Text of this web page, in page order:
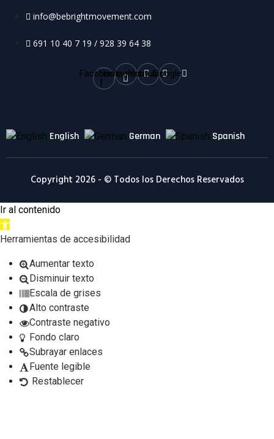
info@bebrightmovement.com
691 10 40 7 19 / 928 39 64 38
Facebook-
f
InstagramYoutubeGoogle
English German Spanish
Copyright 2026 - © Todos los Derechos Reservados
Ir al contenido
Abrir
barra
herramientas
Herramientas de accesibilidad
Aumentar texto
Disminuir texto
Escala de grises
Alto contraste
Contraste negativo
Fondo claro
Subrayar enlaces
Fuente legible
Restablecer